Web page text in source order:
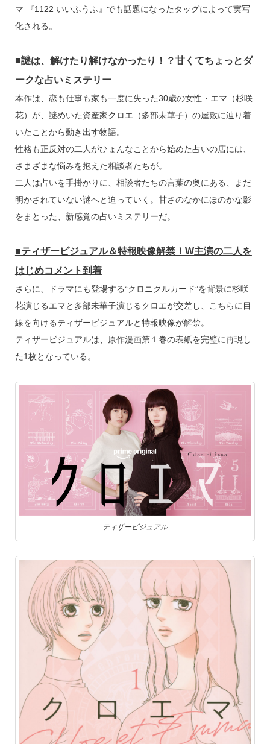
マ 『1122 いいふうふ』でも話題になったタッグによって実写
化される。
■謎は、解けたり解けなかったり！？甘くてちょっとダ
ークな占いミステリー
本作は、恋も仕事も家も一度に失った30歳の女性・エマ（杉咲
花）が、謎めいた資産家クロエ（多部未華子）の屋敷に辿り着
いたことから動き出す物語。
性格も正反対の二人がひょんなことから始めた占いの店には、
さまざまな悩みを抱えた相談者たちが。
二人は占いを手掛かりに、相談者たちの言葉の奥にある、まだ
明かされていない謎へと迫っていく。甘さのなかにほのかな影
をまとった、新感覚の占いミステリーだ。
■ティザービジュアル＆特報映像解禁！W主演の二人を
はじめコメント到着
さらに、ドラマにも登場する“クロニクルカード”を背景に杉咲
花演じるエマと多部未華子演じるクロエが交差し、こちらに目
線を向けるティザービジュアルと特報映像が解禁。
ティザービジュアルは、原作漫画第１巻の表紙を完璧に再現し
た1枚となっている。
ティザービジュアル